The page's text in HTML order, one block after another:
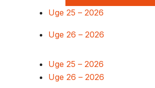
Uge 25 – 2026
Uge 26 – 2026
Uge 25 – 2026
Uge 26 – 2026